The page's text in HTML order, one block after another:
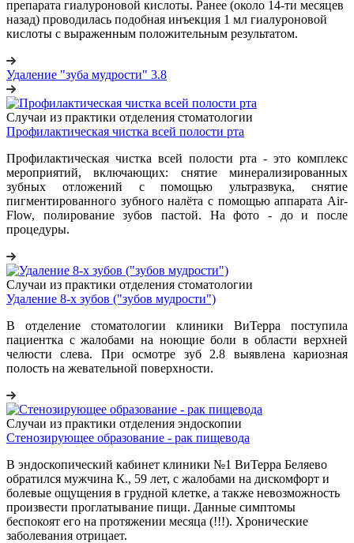
препарата гиалуроновой кислоты. Ранее (около 14-ти месяцев
назад) проводилась подобная инъекция 1 мл гиалуроновой
кислоты с выраженным положительным результатом.
Удаление "зуба мудрости" 3.8
Случаи из практики отделения стоматологии
Профилактическая чистка всей полости рта
Профилактическая чистка всей полости рта - это комплекс
мероприятий, включающих: снятие минерализированных
зубных отложений с помощью ультразвука, снятие
пигментированного зубного налёта с помощью аппарата Air-
Flow, полирование зубов пастой. На фото - до и после
процедуры.
Случаи из практики отделения стоматологии
Удаление 8-х зубов ("зубов мудрости")
В отделение стоматологии клиники ВиТерра поступила
пациентка с жалобами на ноющие боли в области верхней
челюсти слева. При осмотре зуб 2.8 выявлена кариозная
полость на жевательной поверхности.
Случаи из практики отделения эндоскопии
Стенозирующее образование - рак пищевода
В эндоскопический кабинет клиники №1 ВиТерра Беляево
обратился мужчина К., 59 лет, с жалобами на дискомфорт и
болевые ощущения в грудной клетке, а также невозможность
произвести проглатывание пищи. Данные симптомы
беспокоят его на протяжении месяца (!!!). Хронические
заболевания отрицает.